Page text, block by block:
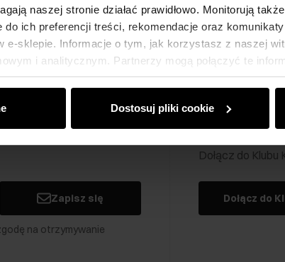
naszej stronie działać prawidłowo. Monitorują
do ich preferencji treści, rekomendacje oraz
e-sklepie. Informacje o tym, jak korzystasz z naszej
i analitycznym. Partnerzy mogą połączyć te
korzystania z ich usług.
Dostosuj pliki cookie
Zapisz się
na otrzymywanie
Klub
Dołącz do
Dołącz do